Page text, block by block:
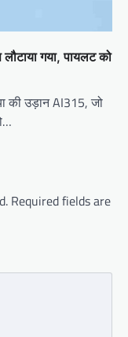
लौटाया गया, पायलट को
की उड़ान AI315, जो
Required fields are